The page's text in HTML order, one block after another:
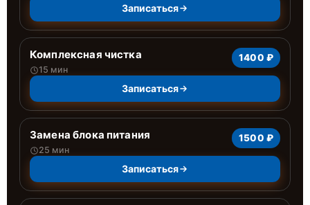
Записаться
Комплексная чистка
15 мин
1400 ₽
Записаться
Замена блока питания
25 мин
1500 ₽
Записаться